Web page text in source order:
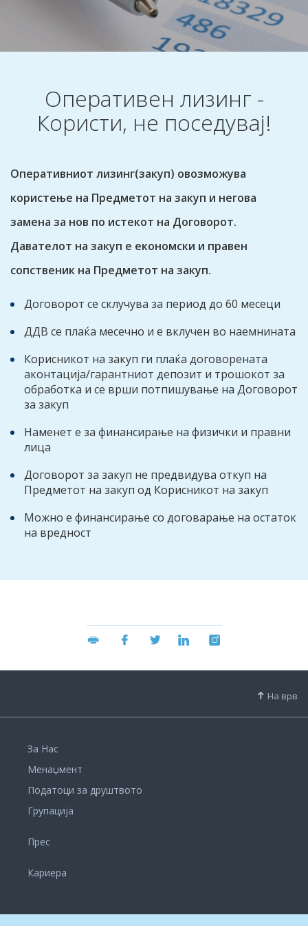
Оперативен лизинг -
Користи, не поседувај!
Оперативниот лизинг(закуп) овозможува
користење на Предметот на закуп и негова
замена за нов по истекот на Договорот.
Давателот на закуп е економски и правен
сопственик на Предметот на закуп.
Договорот се склучува за период до 60 месеци
ДДВ се плаќа месечно и е вклучен во наемнината
Корисникот на закуп ги плаќа договорената
аконтација/гарантниот депозит и трошокот за
обработка и се врши потпишување на Договорот
за закуп
Наменет е за финансирање на физички и правни
лица
Договорот за закуп не предвидува откуп на
Предметот на закуп од Корисникот на закуп
Можно е финансирање со договарање на остаток
на вредност
На врв
За Нас
Менаџмент
Податоци за друштвото
Групација
Прес
Кариера